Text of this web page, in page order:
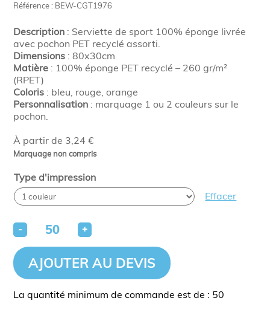
Référence : BEW-CGT1976
À partir de 3,24 €
Marquage non compris
Description : Serviette de sport 100% éponge livrée
avec pochon PET recyclé assorti.
Dimensions : 80x30cm
Matière : 100% éponge PET recyclé – 260 gr/m²
(RPET)
Coloris : bleu, rouge, orange
Personnalisation : marquage 1 ou 2 couleurs sur le
pochon.
Type d'impression
Effacer
- +
AJOUTER AU DEVIS
La quantité minimum de commande est de : 50